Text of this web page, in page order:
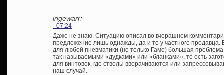
ingewarr:
- 07:24
Даже не знаю. Ситуацию описал во вчерашнем
предложение лишь однажды, да и то у частного
для любой пневматики (не только Гамо) большая
так называемыми «дудками» или «бланками», то есть
для винтовок, где стволы вворачиваются или
наш случай.